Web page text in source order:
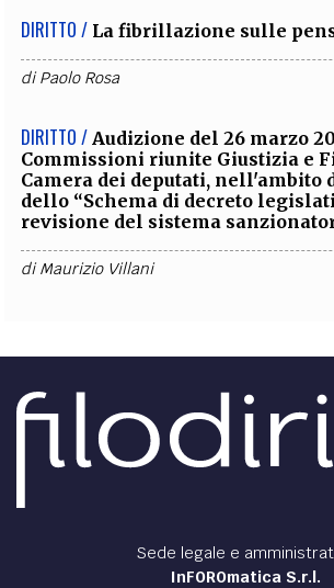
DIRITTO / La fibrillazione sulle
diPaolo Rosa
DIRITTO / Audizione del 26 marzo
Commissioni riunite Giustizia e
Camera dei deputati, nell'ambito
dello “Schema di decreto
revisione del sistema
diMaurizio Villani
Sede legale e
InFOROmatica S.r.l.